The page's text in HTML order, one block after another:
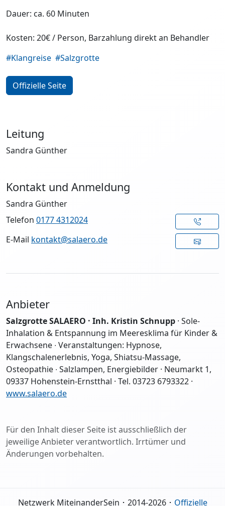
Dauer: ca. 60 Minuten
Kosten: 20€ / Person, Barzahlung direkt an Behandler
#Klangreise #Salzgrotte
Offizielle Seite
Leitung
Sandra Günther
Kontakt und Anmeldung
Sandra Günther
Telefon 0177 4312024
E-Mail kontakt@salaero.de
Anbieter
Salzgrotte SALAERO · Inh. Kristin Schnupp · Sole-
Inhalation & Entspannung im Meeresklima für Kinder &
Erwachsene ∙ Veranstaltungen: Hypnose,
Klangschalenerlebnis, Yoga, Shiatsu-Massage,
Osteopathie ∙ Salzlampen, Energiebilder · Neumarkt 1,
09337 Hohenstein-Ernstthal · Tel. 03723 6793322 ·
www.salaero.de
Für den Inhalt dieser Seite ist ausschließlich der
jeweilige Anbieter verantwortlich. Irrtümer und
Änderungen vorbehalten.
Netzwerk MiteinanderSein ･ 2014-2026 ･ Offizielle